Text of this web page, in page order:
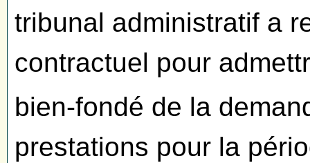
tribunal administratif a
contractuel pour
bien-fondé de la
prestations pour la